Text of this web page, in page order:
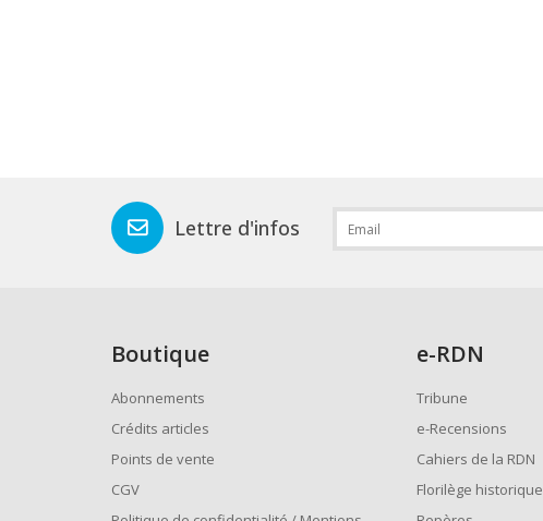
Lettre d'infos
Boutique
Abonnements
Crédits articles
Points de vente
CGV
e-RDN
Tribune
e-Recensions
Cahiers de la RDN
Florilège historique